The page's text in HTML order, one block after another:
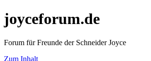
joyceforum.de
Forum für Freunde der Schneider Joyce
Zum Inhalt